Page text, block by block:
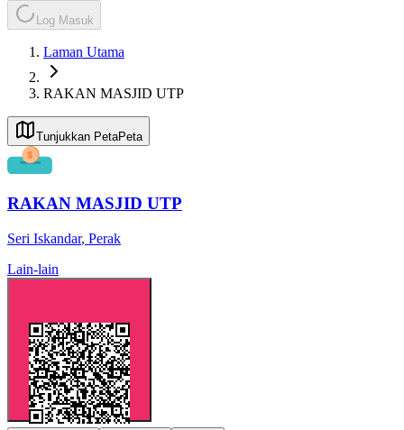
Log Masuk
Laman Utama
RAKAN MASJID UTP
Tunjukkan PetaPeta
RAKAN MASJID UTP
Seri Iskandar, Perak
Lain-lain